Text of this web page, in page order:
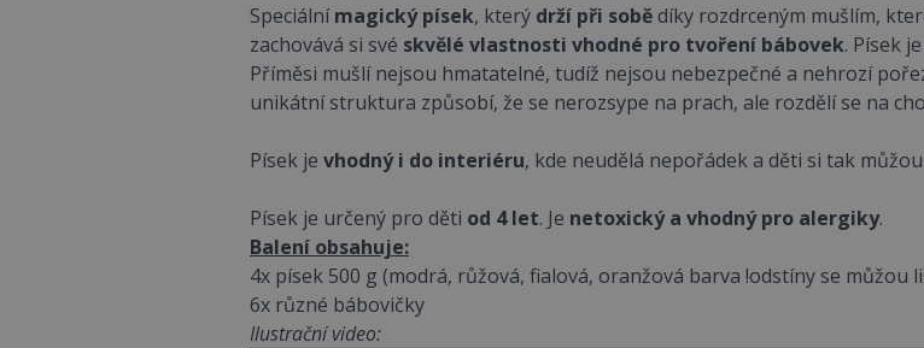
Speciálnímagický písek, který drží při sobědíky rozdrceným mušlím,
zachovává si své skvělé vlastnosti vhodné pro tvoření bábovek. Písek je
Příměsi mušlí nejsou hmatatelné, tudíž nejsou nebezpečné a nehrozí
unikátní struktura způsobí, že se nerozsype na prach, ale rozdělí se na
Písek je vhodný i do interiéru, kde neudělá nepořádek a děti si tak
Písek je určený pro děti od 4 let. Je netoxický a vhodný pro alergiky.
Balení obsahuje:
4x písek 500 g (modrá, růžová, fialová, oranžová barva !odstíny se můžou
6x různé bábovičky
Ilustrační video: